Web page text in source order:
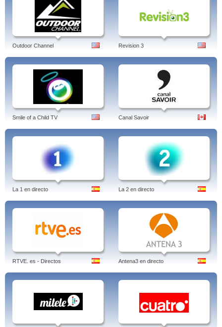
Outdoor Channel Revision 3
Smile of a Child TV Canal Savoir
La 1 en directo La 2 en directo
RTVE. es - Directos Antena3 en directo